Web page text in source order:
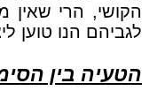
הקושי, הרי שאין
לגביהם הנו טוען
הטעיה בין